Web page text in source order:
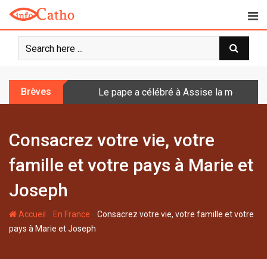
o
Brèves Le pape a célébré à Assise la messe
Consacrez votre vie, votre
famille et votre pays à Marie et
Joseph
Accueil - En France -Consacrez votre vie, votre famille et votre
pays à Marie et Joseph